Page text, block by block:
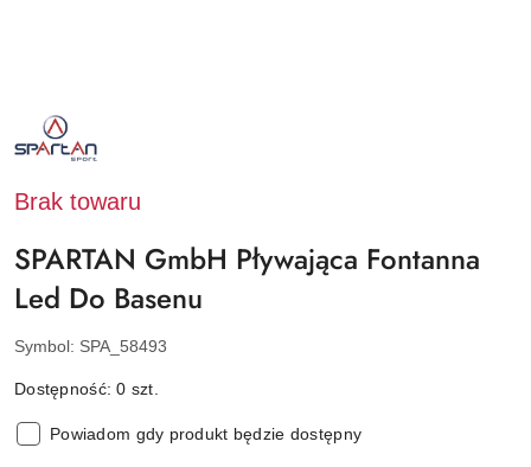
NAZWA
PRODUCENTA:
SPARTAN
Brak towaru
SPARTAN GmbH Pływająca Fontanna
Led Do Basenu
Symbol: SPA_58493
Dostępność:0 szt.
Powiadom gdy produkt będzie dostępny